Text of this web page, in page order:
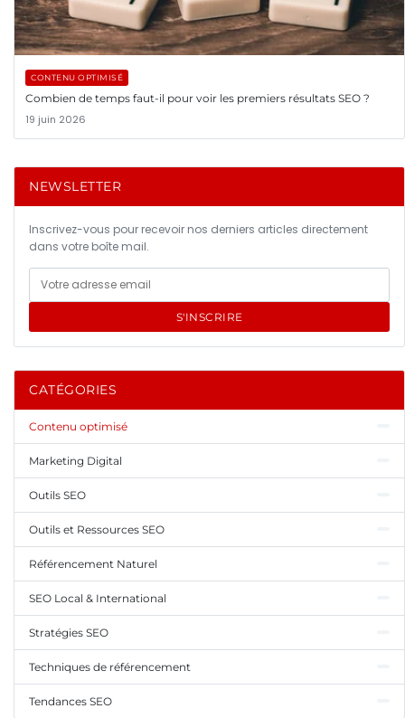
CONTENU OPTIMISÉ
Combien de temps faut-il pour voir les premiers résultats SEO ?
19 juin 2026
NEWSLETTER
Inscrivez-vous pour recevoir nos derniers articles directement
dans votre boîte mail.
S'INSCRIRE
CATÉGORIES
Contenu optimisé
Marketing Digital
Outils SEO
Outils et Ressources SEO
Référencement Naturel
SEO Local & International
Stratégies SEO
Techniques de référencement
Tendances SEO